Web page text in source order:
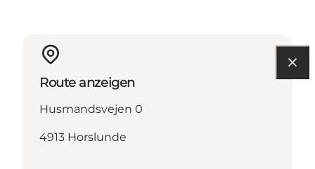
Route anzeigen
Husmandsvejen 0
4913 Horslunde